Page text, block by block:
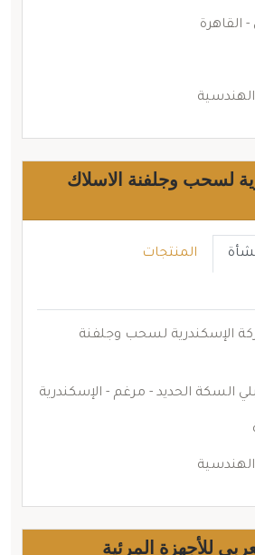
القاهرة
لسحب وجلفنة الاسلاك
المنتجات
الإسكندرية لسحب وجلفنة
للأجهزة المرئية